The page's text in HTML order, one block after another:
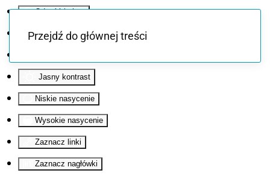
Odwróć kolory
Monochromatyczny
Jasny kontrast
Niskie nasycenie
Wysokie nasycenie
Zaznacz linki
Zaznacz nagłówki
Przejdź do głównej treści